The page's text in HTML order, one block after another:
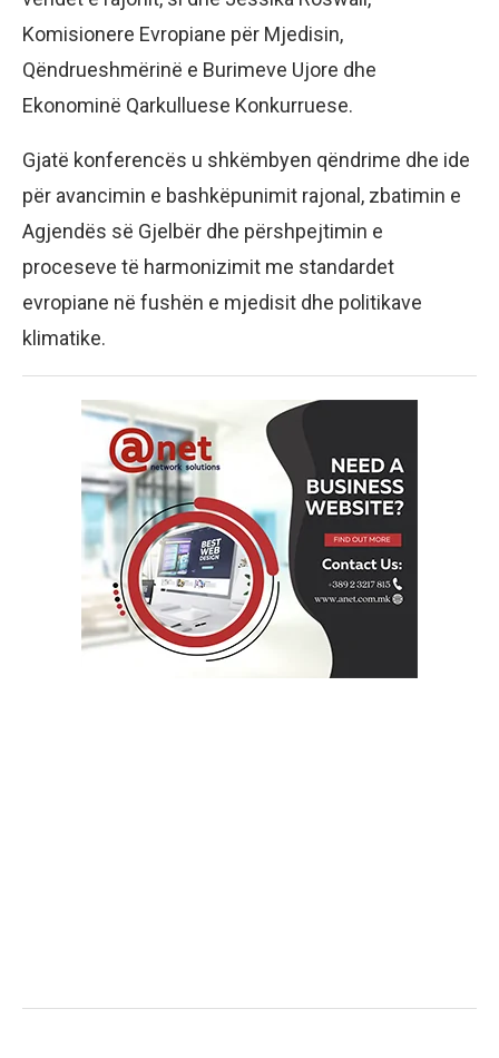
Komisionere Evropiane për Mjedisin,
Qëndrueshmërinë e Burimeve Ujore dhe
Ekonominë Qarkulluese Konkurruese.
Gjatë konferencës u shkëmbyen qëndrime dhe ide
për avancimin e bashkëpunimit rajonal, zbatimin e
Agjendës së Gjelbër dhe përshpejtimin e
proceseve të harmonizimit me standardet
evropiane në fushën e mjedisit dhe politikave
klimatike.